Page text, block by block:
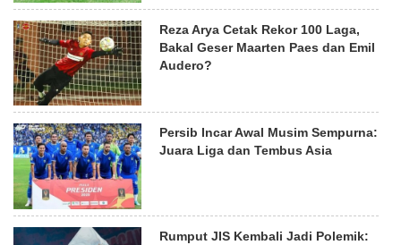
Reza Arya Cetak Rekor 100 Laga,
Bakal Geser Maarten Paes dan Emil
Audero?
Persib Incar Awal Musim Sempurna:
Juara Liga dan Tembus Asia
Rumput JIS Kembali Jadi Polemik: